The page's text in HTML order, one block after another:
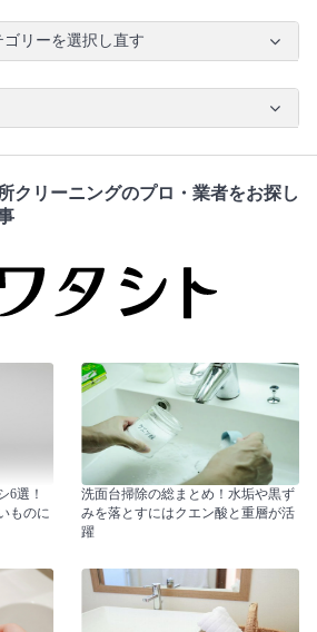
リーを選択し直す
クリーニングのプロ・業者をお探し
6選！
ものに
洗面台掃除の総まとめ！水垢や黒ず
みを落とすにはクエン酸と重層が活
躍